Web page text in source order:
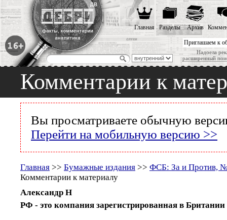
Приглашаем к
Надоела
расширенный
Главная Разделы Архив
Комментарии к
Вы просматриваете обычную
Перейти на мобильную версию >>
Главная >> Бумажные издания >> ФСБ: За и Против,
Комментарии к материалу
Александр Н
РФ - это компания зарегистрированная в Британии